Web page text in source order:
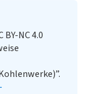
NC 4.0